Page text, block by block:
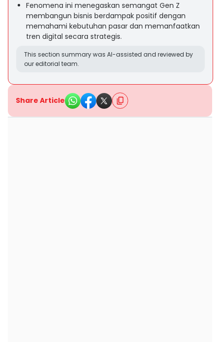
Fenomena ini menegaskan semangat Gen Z
membangun bisnis berdampak positif dengan
memahami kebutuhan pasar dan memanfaatkan
tren digital secara strategis.
This section summary was AI-assisted and reviewed by
our editorial team.
Share Article